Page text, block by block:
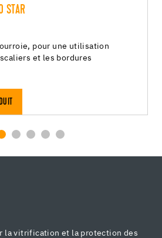
STAR
pour une utilisation
et les bordures
la vitrification et la protection des